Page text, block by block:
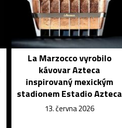
La Marzocco vyrobilo
kávovar Azteca
inspirovaný mexickým
stadionem Estadio Azteca
13. června 2026